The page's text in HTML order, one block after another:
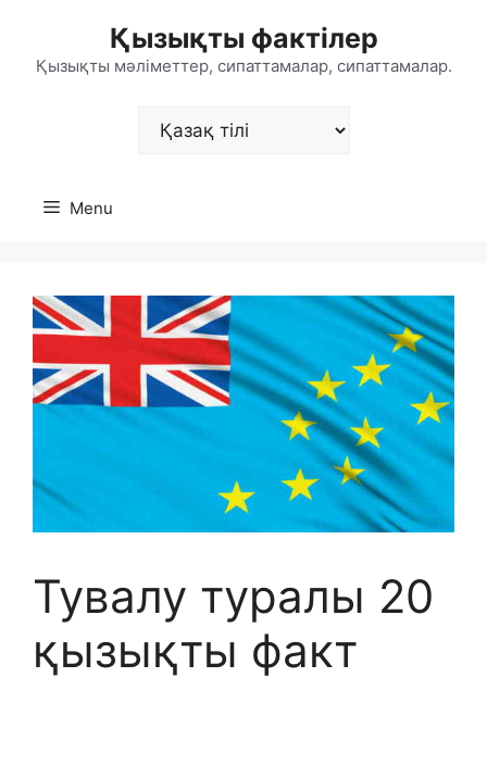
content
Қызықты фактілер
Қызықты мәліметтер, сипаттамалар, сипаттамалар.
Choose
Menu
Тувалу туралы 20
қызықты факт